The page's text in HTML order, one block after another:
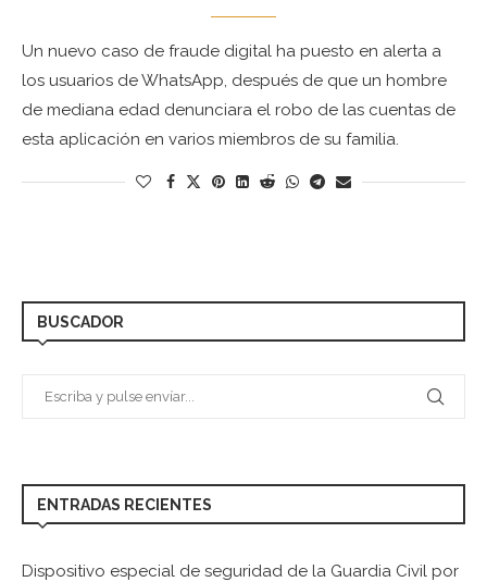
Un nuevo caso de fraude digital ha puesto en alerta a
los usuarios de WhatsApp, después de que un hombre
de mediana edad denunciara el robo de las cuentas de
esta aplicación en varios miembros de su familia.
BUSCADOR
ENTRADAS RECIENTES
Dispositivo especial de seguridad de la Guardia Civil por